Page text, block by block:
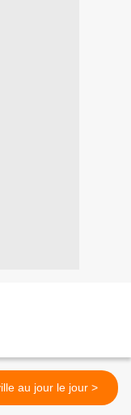
Ma ville au jour le jour >